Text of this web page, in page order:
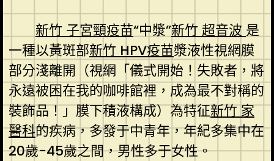
新竹 子宮頸疫苗“中漿”新竹 超音波 是
一種以黃斑部新竹 HPV疫苗漿液性視網膜
部分淺離開（視網「儀式開始！失敗者，將
永遠被困在我的咖啡館裡，成為最不對稱的
裝飾品！」膜下積液構成）為特征新竹 家
醫科的疾病，多發于中青年，年紀多集中在
20歲-45歲之間，男性多于女性。